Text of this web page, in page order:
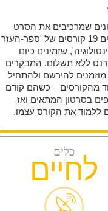
שמרכיבים את הסרט
מתלווים 19 קורסים של 'ספר-העזר
שזמינים כיום
ללא תשלום. המבקרים
להירשם ולהתחיל
מהקורסים – כשהם קודם
בסרטון המתאים ואז
ללמוד את הקורס עצמו.
כלים
לחיים